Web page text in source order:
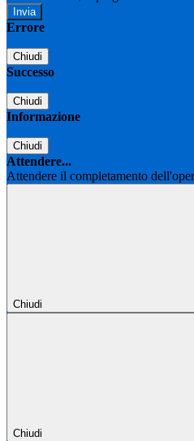
Errore
Chiudi
Successo
Chiudi
Informazione
Chiudi
Attendere...
Attendere il completamento
Chiudi
Chiudi